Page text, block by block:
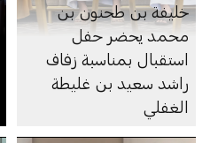
خليفة بن طحنون بن
محمد يحضر حفل
استقبال بمناسبة زفاف
راشد سعيد بن غليطة
الغفلي